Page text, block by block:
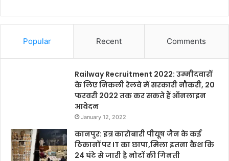
Popular Recent Comments
Railway Recruitment 2022: उम्मीदवारों
के लिए निकली रेलवे में सरकारी नौकरी, 20
फरवरी 2022 तक कर सकते हैं ऑनलाइन
आवेदन
January 12, 2022
कानपुर: इत्र कारोबारी पीयूष जैन के कई
ठिकानों पर IT का छापा,मिला इतना कैश कि
24 घंटे से जारी है नोटों की गिनती